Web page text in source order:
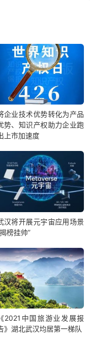
企业技术优势转化为产品
势、知识产权助力企业跑
上市加速度
汉将开展元宇宙应用场景
榜挂帅”
《2021中国旅游业发展报
》湖北武汉均居第一梯队